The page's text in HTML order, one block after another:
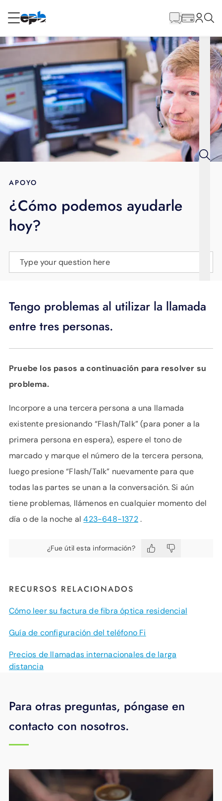
RESIDENCIAL
Internet
Energía
Televisión
BLOG
APOYO
principal
APOYO
¿Cómo podemos ayudarle
hoy?
Type your question here
Tengo problemas al utilizar la llamada
entre tres personas.
Pruebe los pasos a continuación para resolver su
problema.
Incorpore a una tercera persona a una llamada
existente presionando “Flash/Talk” (para poner a la
primera persona en espera), espere el tono de
marcado y marque el número de la tercera persona,
luego presione “Flash/Talk” nuevamente para que
todas las partes se unan a la conversación. Si aún
tiene problemas, llámenos en cualquier momento del
día o de la noche al423-648-1372.
¿Fue útil esta información?
RECURSOS RELACIONADOS
Cómo leer su factura de fibra óptica residencial
Guía de configuración del teléfono Fi
Precios de llamadas internacionales de larga
distancia
Para otras preguntas, póngase en
contacto con nosotros.